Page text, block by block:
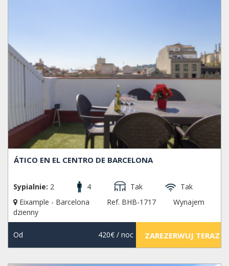
ÁTICO EN EL CENTRO DE BARCELONA
Sypialnie: 2 4 Tak
Tak
Eixample - Barcelona
Ref. BHB-1717
Wynajem
dzienny
Od 420€/ noc ZAREZERWUJ TERAZ